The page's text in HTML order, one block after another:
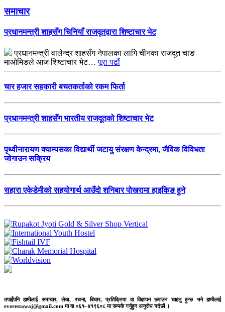
समाचार
प्रधानमन्त्री शाहसँग चिनियाँ राजदूतद्वारा शिष्टाचार भेट
प्रधानमन्त्री वालेन्द्र शाहसँग नेपालका लागि चीनका राजदूत चाङ
माओमिङले आज शिष्टाचार भेट…पूरा पढौं
चार हजार सहकारी बचतकर्ताको रकम फिर्ता
प्रधानमन्त्री शाहसँग भारतीय राजदूतको शिष्टाचार भेट
पृथ्वीनारायण क्याम्पसका विद्यार्थी जटायु संरक्षण केन्द्रमा, जैविक विविधता
जोगाउन सक्रिय
सहारा एकेडेमीको सहयोगार्थ आउँदो शनिबार पोखरामा हाइकिङ हुने
तपाईंपनि हामीलाई समाचार, लेख, रचना, बिचार, प्रतिक्रिया वा विज्ञापन छपाउन चाहनु हुन्छ भने हामीलाई
everestawaj@gmail.com मा वा ०६१–४१९६०८ मा सम्पर्क गर्नुहुन अनुरोध गर्दछौं ।